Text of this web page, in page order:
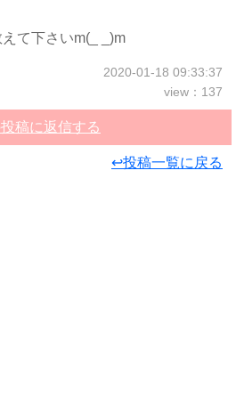
て下さいm(_ _)m
2020-01-18 09:33:37
view：137
稿に返信する
↩投稿一覧に戻る